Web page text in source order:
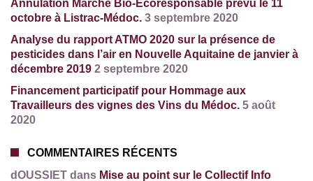
Annulation Marché Bio-Ecoresponsable prévu le 11
octobre à Listrac-Médoc. 3 septembre 2020
Analyse du rapport ATMO 2020 sur la présence de
pesticides dans l’air en Nouvelle Aquitaine de janvier à
décembre 2019 2 septembre 2020
Financement participatif pour Hommage aux
Travailleurs des vignes des Vins du Médoc. 5 août
2020
COMMENTAIRES RÉCENTS
dOUSSIET dans Mise au point sur le Collectif Info